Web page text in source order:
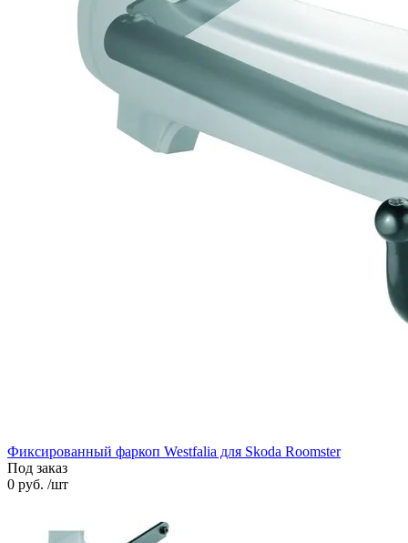
Фиксированный фаркоп Westfalia для Skoda Roomster
Под заказ
0 руб. /шт